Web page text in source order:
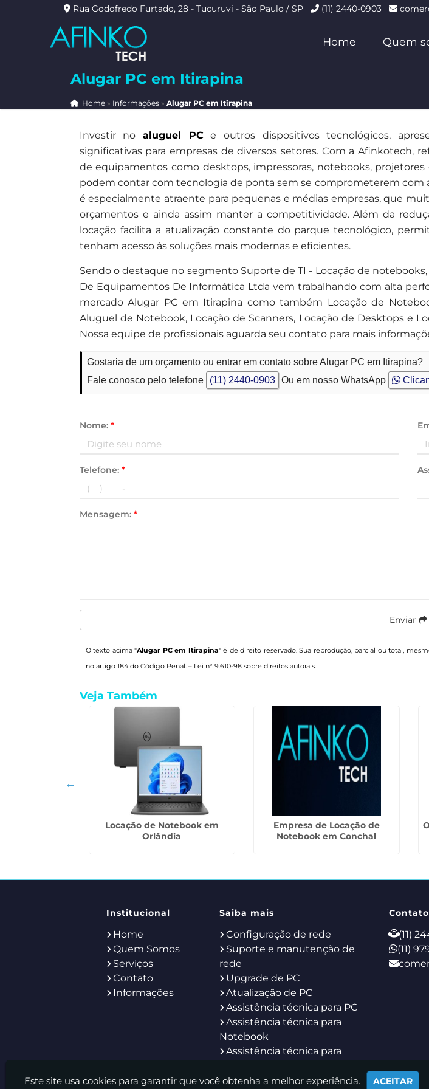
Rua Godofredo Furtado, 28 - Tucuruvi - São Paulo / SP (11) 2440-0903
Home Quem
Alugar PC em Itirapina
Home» Informações » Alugar PC em Itirapina
Investir noaluguel PC e outros dispositivos tecnológicos,
significativas para empresas de diversos setores. Com a Afinkotech,
de equipamentos como desktops, impressoras, notebooks,
podem contar com tecnologia de ponta sem se comprometerem com
é especialmente atraente para pequenas e médias empresas, que
orçamentos e ainda assim manter a competitividade. Além da
locação facilita a atualização constante do parque tecnológico,
tenham acesso às soluções mais modernas e eficientes.
Sendo o destaque no segmento Suporte de TI - Locação de
De Equipamentos De Informática Ltda vem trabalhando com alta
mercado Alugar PC em Itirapina como também Locação de
Aluguel de Notebook, Locação de Scanners, Locação de Desktops e
Nossa equipe de profissionais aguarda seu contato para mais
Gostaria de um orçamento ou entrar em contato sobre Alugar PC em Itirapina?
Fale conosco pelo telefone
(11) 2440-0903 Ou em nosso WhatsApp
Nome: *
Telefone: *
Mensagem: *
Enviar
O texto acima "Alugar PC em Itirapina" é de direito reservado. Sua reprodução, parcial ou total,
no artigo 184 do Código Penal. – Lei n° 9.610-98 sobre direitos autorais.
Veja Também
Locação de Notebook em
Orlândia
Empresa de Locação de
Notebook em Conchal
Institucional
Home
Quem Somos
Serviços
Contato
Informações
Saiba mais
Configuração de rede
Suporte e manutenção de
rede
Upgrade de PC
Atualização de PC
Assistência técnica para PC
Assistência técnica para
Notebook
Assistência técnica para
Help Desk
Contato
(11)
(11)
Este site usa cookies para garantir que você obtenha a melhor experiência. ACEITAR